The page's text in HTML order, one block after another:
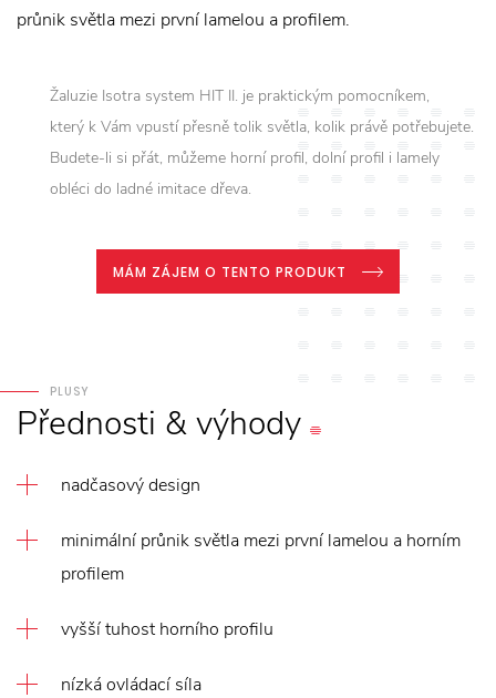
průnik světla mezi první lamelou a profilem.
Žaluzie Isotra system HIT II. je praktickým pomocníkem,
který k Vám vpustí přesně tolik světla, kolik právě potřebujete.
Budete-li si přát, můžeme horní profil, dolní profil i lamely
obléci do ladné imitace dřeva.
MÁM ZÁJEM O TENTO PRODUKT
PLUSY
Přednosti &výhody
nadčasový design
minimální průnik světla mezi první lamelou a horním
profilem
vyšší tuhost horního profilu
nízká ovládací síla